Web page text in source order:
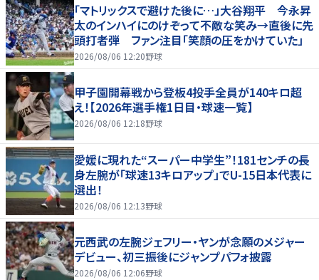
「マトリックスで避けた後に…」大谷翔平 今永昇
太のインハイにのけぞって不敵な笑み→直後に先
頭打者弾 ファン注目「笑顔の圧をかけていた」
2026/08/06 12:20野球
甲子園開幕戦から登板4投手全員が140キロ超
え！【2026年選手権1日目・球速一覧】
2026/08/06 12:18野球
愛媛に現れた“スーパー中学生”！181センチの長
身左腕が「球速13キロアップ」でU-15日本代表に
選出！
2026/08/06 12:13野球
元西武の左腕ジェフリー・ヤンが念願のメジャー
デビュー、初三振後にジャンプパフォ披露
2026/08/06 12:06野球